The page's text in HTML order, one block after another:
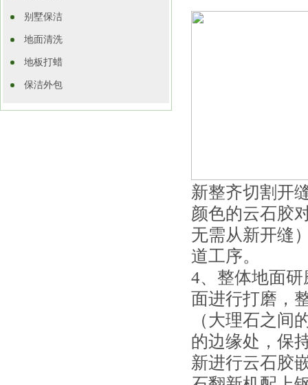
别墅保洁
地面清洗
地板打蜡
保洁外包
新整齐切割开
颜色的云石胶
无需从新开缝
道工序。
4、整体地面
面进行打磨，
（大理石之间
的边缘处，保
新进行云石胶